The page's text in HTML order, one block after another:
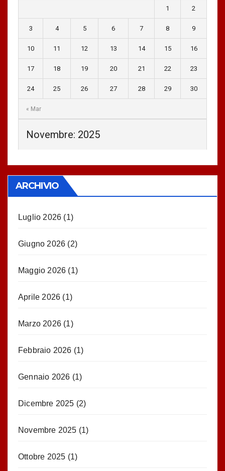
Novembre: 2025
« Mar
1 2
3 4 5 6 7 8 9
10 11 12 13 14 15 16
17 18 19 20 21 22 23
24 25 26 27 28 29 30
ARCHIVIO
Luglio 2026 (1)
Giugno 2026 (2)
Maggio 2026 (1)
Aprile 2026 (1)
Marzo 2026 (1)
Febbraio 2026 (1)
Gennaio 2026 (1)
Dicembre 2025 (2)
Novembre 2025 (1)
Ottobre 2025 (1)